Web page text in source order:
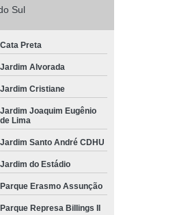
Sul
Cata Preta
Jardim Alvorada
Jardim Cristiane
Jardim Joaquim Eugênio
de Lima
Jardim Santo André CDHU
Jardim do Estádio
Parque Erasmo Assunção
Parque Represa Billings II